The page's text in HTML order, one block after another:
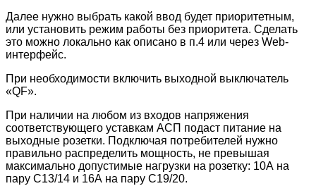
Далее нужно выбрать какой ввод будет приоритетным,
или установить режим работы без приоритета. Сделать
это можно локально как описано в п.4 или через Web-
интерфейс.
При необходимости включить выходной выключатель
«QF».
При наличии на любом из входов напряжения
соответствующего уставкам АСП подаст питание на
выходные розетки. Подключая потребителей нужно
правильно распределить мощность, не превышая
максимально допустимые нагрузки на розетку: 10А на
пару C13/14 и 16А на пару C19/20.